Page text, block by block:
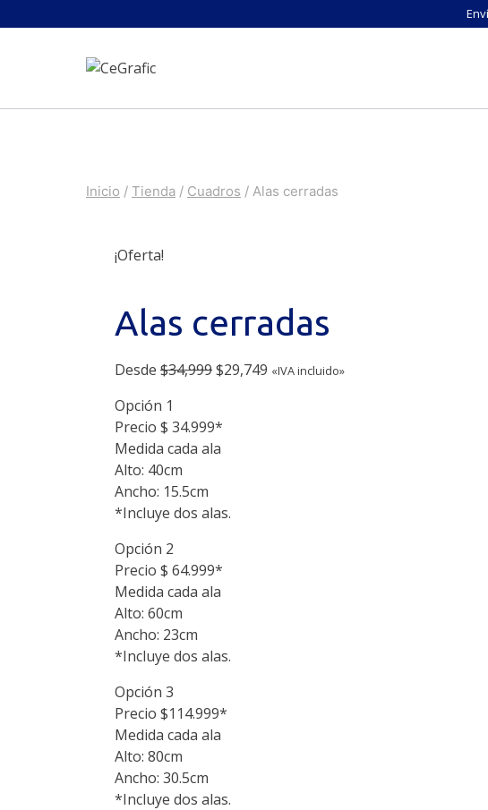
al
Inicio / Tienda / Cuadros / Alas cerradas
¡Oferta!
Alas cerradas
Desde $34,999Original
$34,999.
$29,749 Current
«IVA incluido»
Opción 1
Precio $ 34.999*
Medida cada ala
Alto: 40cm
Ancho: 15.5cm
*Incluye dos alas.
Opción 2
Precio $ 64.999*
Medida cada ala
Alto: 60cm
Ancho: 23cm
*Incluye dos alas.
Opción 3
Precio $114.999*
Medida cada ala
Alto: 80cm
Ancho: 30.5cm
*Incluye dos alas.